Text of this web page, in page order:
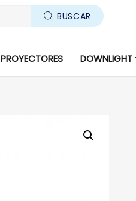
BUSCAR
PROYECTORES DOWNLIGHT